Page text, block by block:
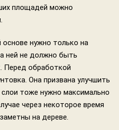
площадей можно
основе нужно только на
ней не должно быть
Перед обработкой
Она призвана улучшить
слои тоже нужно максимально
через некоторое время
на дереве.